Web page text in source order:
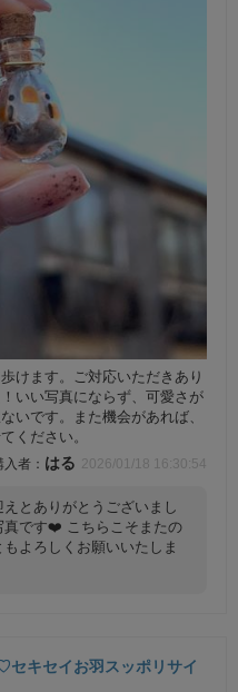
けます。ご対応いただきあり
いい写真にならず、可愛さが
いです。また機会があれば、
ください。
はる 2026/01/18 16:30:54
とありがとうございまし
真です❤️ こちらこそまたの
よろしくお願いいたしま
セキセイお羽スッポリサイ